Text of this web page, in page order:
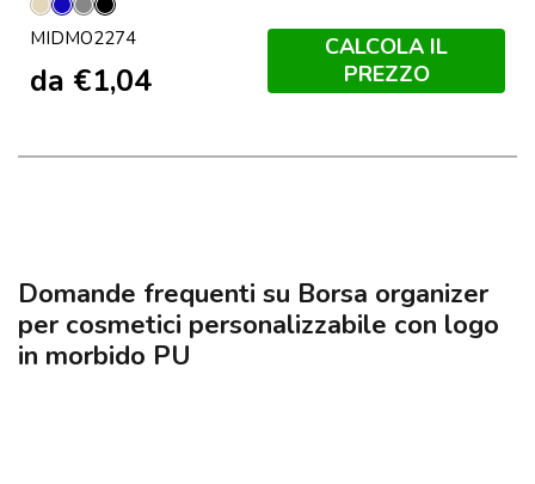
Beige
BluGrigio
Nero
MIDMO2274
da €1,04
CALCOLA IL
PREZZO
Domande frequenti su Borsa organizer
per cosmetici personalizzabile con logo
in morbido PU